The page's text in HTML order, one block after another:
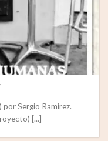
Sergio Ramirez.
[...]